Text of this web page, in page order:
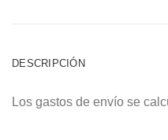
DESCRIPCIÓN
Los gastos de envío se